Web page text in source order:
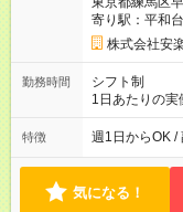
寄り駅：平和
株式会社安
勤務時間
シフト制
1日あたりの
日3時間～OK！
ものお迎えま
談可能◎
特徴 週1日からOK /
気になる！